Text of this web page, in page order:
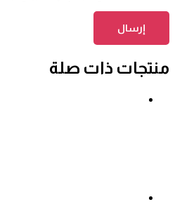
منتجات ذات صلة